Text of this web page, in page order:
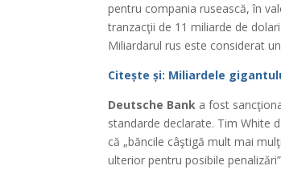
pentru compania rusească, în
tranzacţii de 11 miliarde de
Miliardarul rus este considerat
Citește și: Miliardele
Deutsche Bank a fost
standarde declarate. Tim White
că „băncile câştigă mult mai
ulterior pentru posibile